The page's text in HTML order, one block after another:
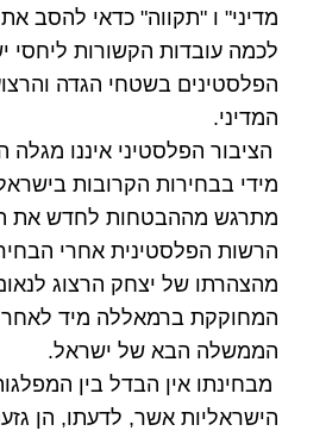
מדיני" ו "תקווה" כדאי להסב
לכמה עובדות הקשורות ליחסי
הפלסטינים בשטחי הגדה
המדיני.
הציבור הפלסטיני איננו מגלה
מידי בבחירות הקרובות בישראל
מתרגש מההבטחות לחדש את
הרשות הפלסטינית אחרי
מהצהרתו של יצחק הרצוג
המחוקקת ברמאללה מיד
הממשלה הבא של ישראל.
מבחינתו אין הבדל בין
הישראליות אשר, לדעתו, הן